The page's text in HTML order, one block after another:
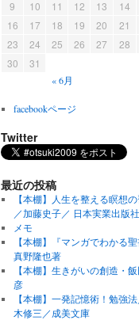
9
10 11 12 13 14
16
17 18 19 20 21
23
24 25 26 27 28
30
31
« 6月
facebookページ
Twitter
最近の投稿
【本棚】人生を整える瞑想
／加藤史子／ 日本実業出版社
メモ
【本棚】『マンガでわかる聖
真野隆也著
【本棚】生きがいの創造・飯
彦
【本棚】一発記憶術！勉強
木修三／成美文庫